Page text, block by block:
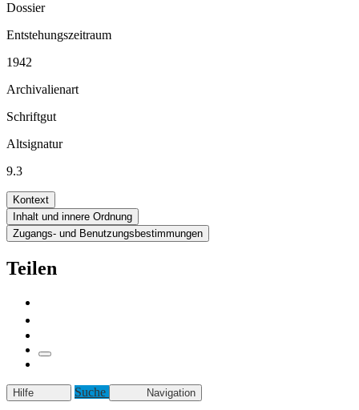
Dossier
Entstehungszeitraum
1942
Archivalienart
Schriftgut
Altsignatur
9.3
Kontext
Inhalt und innere Ordnung
Zugangs- und Benutzungsbestimmungen
Teilen
Hilfe Suche Navigation